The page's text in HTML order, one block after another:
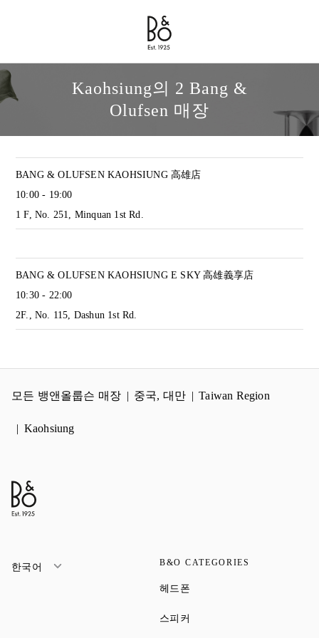
Bang & Olufsen - Exist to Create
Link Opens in New Tab
Kaohsiung의 2 Bang &
Olufsen 매장
BANG & OLUFSEN KAOHSIUNG 高雄店
10:00 - 19:00
1 F, No. 251, Minquan 1st Rd.
BANG & OLUFSEN KAOHSIUNG E SKY 高雄義享店
10:30 - 22:00
2F., No. 115, Dashun 1st Rd.
모든 뱅앤올룹슨 매장 중국, 대만 Taiwan Region
Kaohsiung
한국어 B&O CATEGORIES
헤드폰
스피커